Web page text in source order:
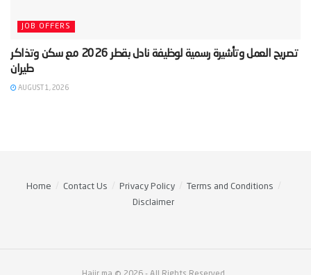
JOB OFFERS
‫تصريح العمل وتأشيرة رسمية لوظيفة نادل بقطر 2026 مع سكن وتذاكر
طيران‬
AUGUST 1, 2026
Home Contact Us Privacy Policy
Terms and Conditions
Disclaimer